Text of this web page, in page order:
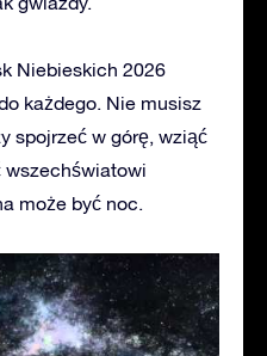
Niebieskich 2026
każdego. Nie musisz
spojrzeć w górę, wziąć
wszechświatowi
może być noc.